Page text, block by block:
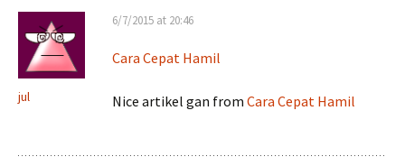
jul
6/7/2015 at 20:46
Cara Cepat Hamil
Nice artikel gan from Cara Cepat Hamil